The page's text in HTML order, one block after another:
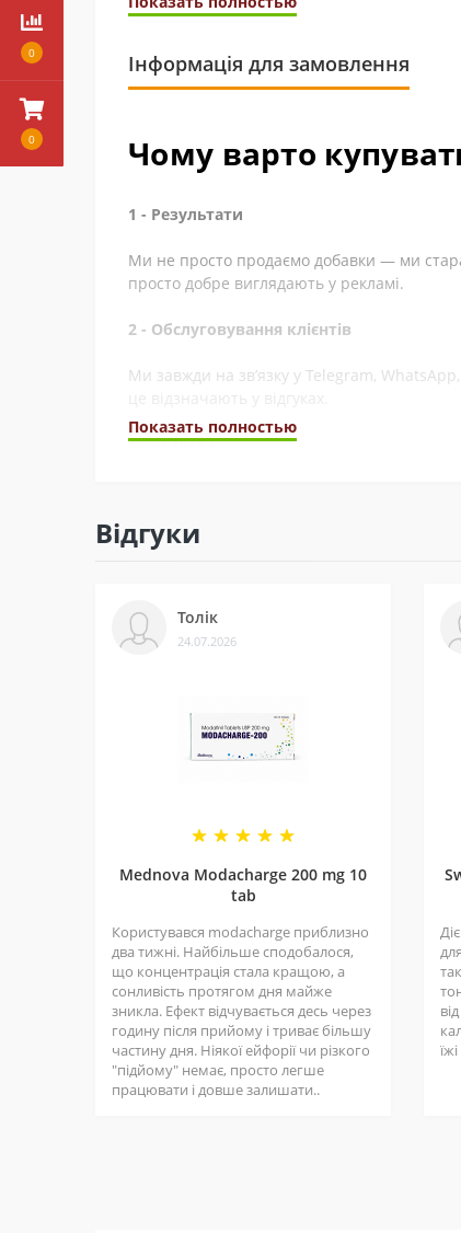
0
0
Інформація для замовлення
Чому варто
1 - Результати
Ми не просто продаємо добавки — ми
просто добре виглядають у рекламі.
2 - Обслуговування клієнтів
Ми завжди на зв’язку у Telegram,
3 - Безпека
4 - Спеціальні пропозиції
5 - Репутація
Ми працюємо з 2011 року. За цей час
Показать полностью
Відгуки
Толік
24.07.2026
Mednova Modacharge 200 mg 10
tab
Користувався modacharge приблизно
два тижні. Найбільше сподобалося,
що концентрація стала кращою, а
сонливість протягом дня майже
зникла. Ефект відчувається десь через
годину після прийому і триває більшу
частину дня. Ніякої ейфорії чи різкого
"підйому" немає, просто легше
працювати і довше залишати..